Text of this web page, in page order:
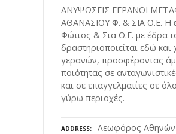
ΑΝΥΨΩΣΕΙΣ ΓΕΡΑΝΟΙ
ΑΘΑΝΑΣΙΟΥ Φ. & ΣΙΑ Ο.Ε. Η
Φώτιος & Σια Ο.Ε. με έδρα
δραστηριοποιείται εδώ
γερανών, προσφέροντας
ποιότητας σε
και σε επαγγελματίες σε
γύρω περιοχές.
ADDRESS Λεωφόρος Αθηνών